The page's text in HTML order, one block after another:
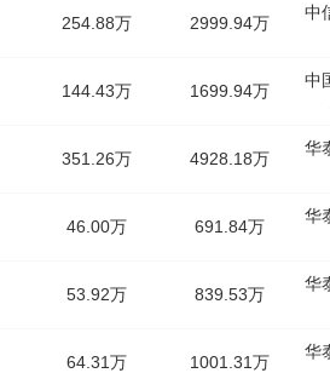
254.88万 2999.94万
中
144.43万 1699.94万
中
351.26万 4928.18万
华
46.00万 691.84万
华
53.92万 839.53万
华
64.31万 1001.31万
华